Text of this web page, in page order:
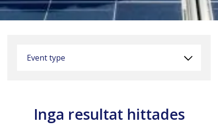
Event type
Inga resultat hittades